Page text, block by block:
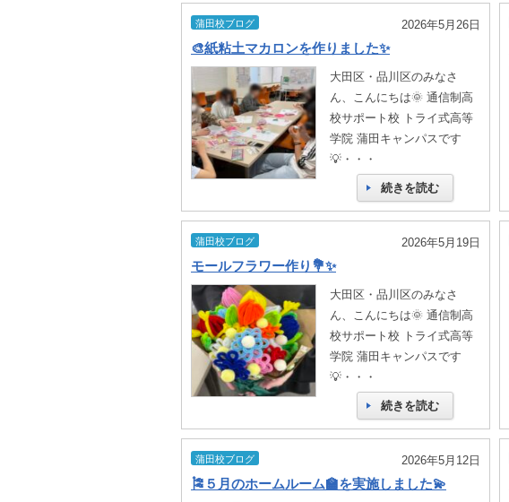
蒲田校ブログ 2026年5月26日
🎨紙粘土マカロンを作りました✨
大田区・品川区のみなさ
ん、こんにちは🌞 通信制高
校サポート校 トライ式高等
学院 蒲田キャンパスです
💡・・・
続きを読む
蒲田校ブログ 2026年5月19日
モールフラワー作り💐✨
大田区・品川区のみなさ
ん、こんにちは🌞 通信制高
校サポート校 トライ式高等
学院 蒲田キャンパスです
💡・・・
続きを読む
蒲田校ブログ 2026年5月12日
🎏５月のホームルーム🏫を実施しました💫